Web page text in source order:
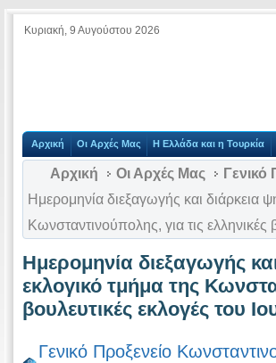
Κυριακή, 9 Αυγούστου 2026
Αρχική Οι Αρχές Μας Η Ελλάδα και η Τουρκία
Αρχική Οι Αρχές Μας
Γενικό
Ημερομηνία διεξαγωγής και διάρκεια
Κωνσταντινούπολης, για τις ελληνικές
Ημερομηνία διεξαγωγής
εκλογικό τμήμα της
βουλευτικές εκλογές του
Γενικό Προξενείο